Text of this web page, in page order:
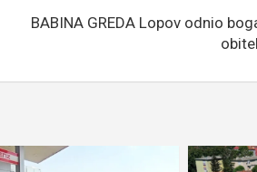
BABINA GREDA Lopov odnio